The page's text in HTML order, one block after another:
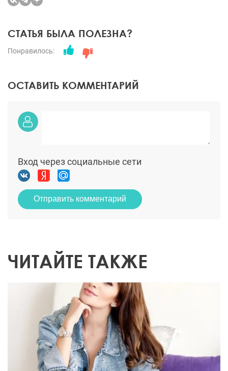
СТАТЬЯ БЫЛА ПОЛЕЗНА?
Понравилось:
ОСТАВИТЬ КОММЕНТАРИЙ
Вход через социальные сети
Отправить комментарий
ЧИТАЙТЕ ТАКЖЕ